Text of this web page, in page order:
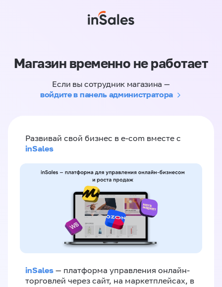
Магазин временно не работает
Если вы сотрудник магазина —
войдите в панель администратора
Развивай свой бизнес в e-com вместе с
inSales
inSales — платформа управления онлайн-
торговлей через сайт, на маркетплейсах, в